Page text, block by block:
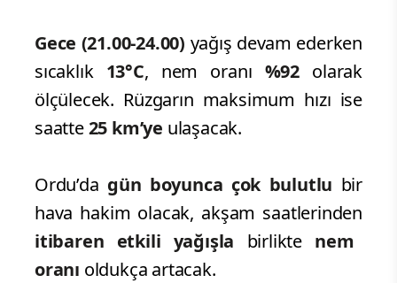
Gece (21.00-24.00) yağış devam ederken
sıcaklık 13°C, nem oranı %92 olarak
ölçülecek. Rüzgarın maksimum hızı ise
saatte25 km’ye ulaşacak.
Ordu’da gün boyunca çok bulutlu bir
hava hakim olacak, akşam saatlerinden
itibaren etkili yağışla birlikte nem
oranı oldukça artacak.